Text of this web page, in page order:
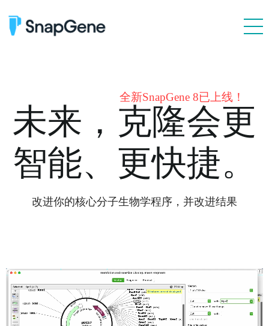
价格 & 在线购买
个人用户海外购
经销商列表
新闻公告
免费试用
未来，克隆会更
智能、更快捷。
全新SnapGene 8已上线！
改进你的核心分子生物学程序，并改进结果